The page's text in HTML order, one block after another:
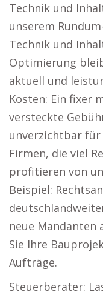
Technik und
unserem
Technik und
Optimierung
aktuell und
Kosten: Ein fixer
versteckte
unverzichtbar für
Firmen, die viel
profitieren von
Beispiel:
neue Mandanten
Sie Ihre
Aufträge.
Steuerberater: